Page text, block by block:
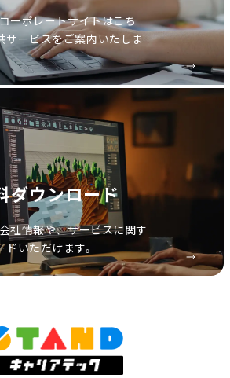
ーポレートサイトはこち
サービスをご案内いたしま
ダウンロード
社情報や、サービスに関す
いただけます。